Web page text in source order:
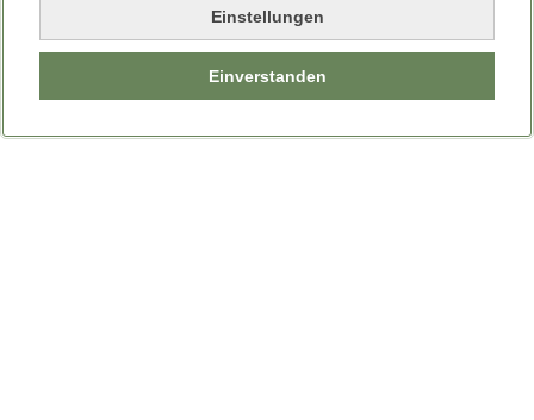
Einstellungen
Einverstanden